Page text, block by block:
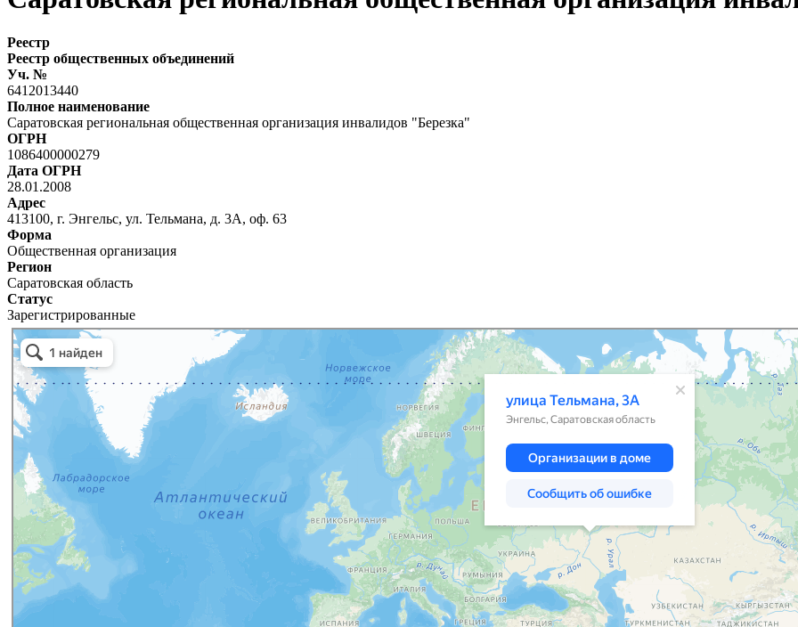
Реестр
Реестр общественных объединений
Уч. №
6412013440
Полное наименование
Саратовская региональная общественная организация инвалидов "Березка"
ОГРН
1086400000279
Дата ОГРН
28.01.2008
Адрес
413100, г. Энгельс, ул. Тельмана, д. 3А, оф. 63
Форма
Общественная организация
Регион
Саратовская область
Статус
Зарегистрированные